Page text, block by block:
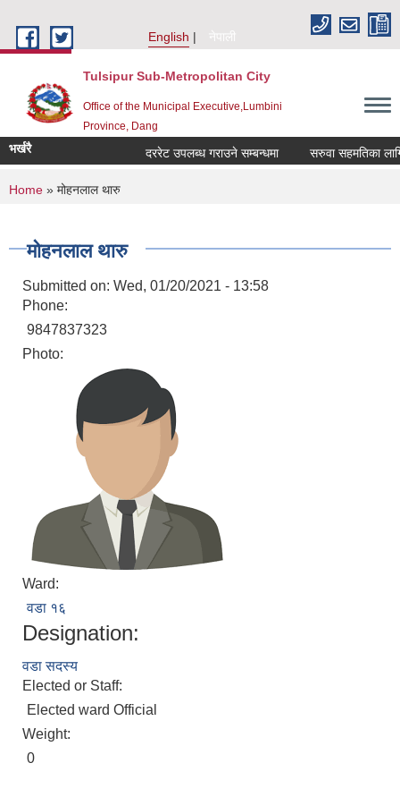
English
नेपाली
Tulsipur Sub-Metropolitan City
Office of the Municipal Executive,Lumbini
Province, Dang
भर्खरै दररेट उपलब्ध गराउने सम्बन्धमा सरुवा सहमतिका
You are here
Home » मोहनलाल थारु
मोहनलाल थारु
Submitted on: Wed, 01/20/2021 - 13:58
Phone:
9847837323
Photo:
Ward:
वडा १६
Designation:
वडा सदस्य
Elected or Staff:
Elected ward Official
Weight:
0